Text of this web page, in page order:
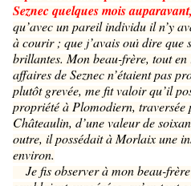
Seznec quelques mois auparavant,
qu’avec un pareil individu il n’y
à courir ; que j’avais ouïdire que
brillantes. Mon beau-frère, tout en
affaires de Seznec n’étaient pas
plutôt grevée, me fit valoir qu’il
propriété à Plomodiern,
Châteaulin, d’une valeur de
outre, il possédaitàMorlaix une
environ.
Je fis observer à mon beau-